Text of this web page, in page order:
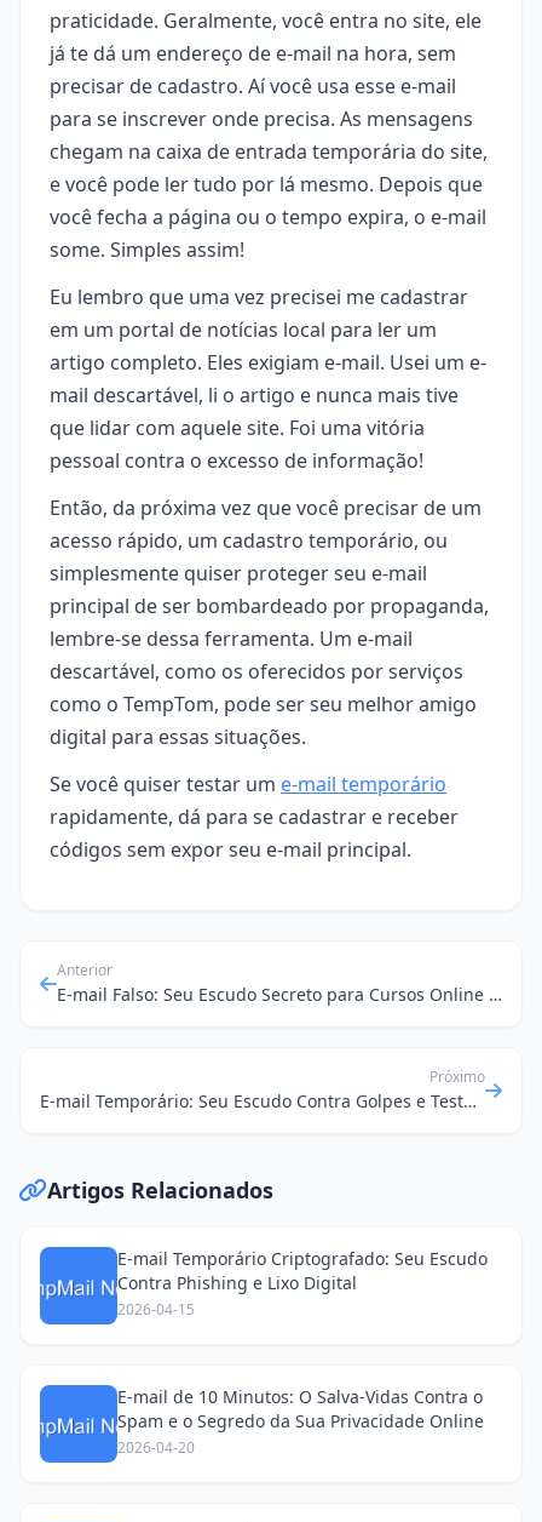
praticidade. Geralmente, você entra no site, ele
já te dá um endereço de e-mail na hora, sem
precisar de cadastro. Aí você usa esse e-mail
para se inscrever onde precisa. As mensagens
chegam na caixa de entrada temporária do site,
e você pode ler tudo por lá mesmo. Depois que
você fecha a página ou o tempo expira, o e-mail
some. Simples assim!
Eu lembro que uma vez precisei me cadastrar
em um portal de notícias local para ler um
artigo completo. Eles exigiam e-mail. Usei um e-
mail descartável, li o artigo e nunca mais tive
que lidar com aquele site. Foi uma vitória
pessoal contra o excesso de informação!
Então, da próxima vez que você precisar de um
acesso rápido, um cadastro temporário, ou
simplesmente quiser proteger seu e-mail
principal de ser bombardeado por propaganda,
lembre-se dessa ferramenta. Um e-mail
descartável, como os oferecidos por serviços
como o TempTom, pode ser seu melhor amigo
digital para essas situações.
Se você quiser testar um e-mail temporário
rapidamente, dá para se cadastrar e receber
códigos sem expor seu e-mail principal.
Anterior
E-mail Falso: Seu Escudo Secreto para Cursos Online e Privacidade
Próximo
E-mail Temporário: Seu Escudo Contra Golpes e Testes de Streaming
Artigos Relacionados
E-mail Temporário Criptografado: Seu Escudo
Contra Phishing e Lixo Digital
2026-04-15
E-mail de 10 Minutos: O Salva-Vidas Contra o
Spam e o Segredo da Sua Privacidade Online
2026-04-20